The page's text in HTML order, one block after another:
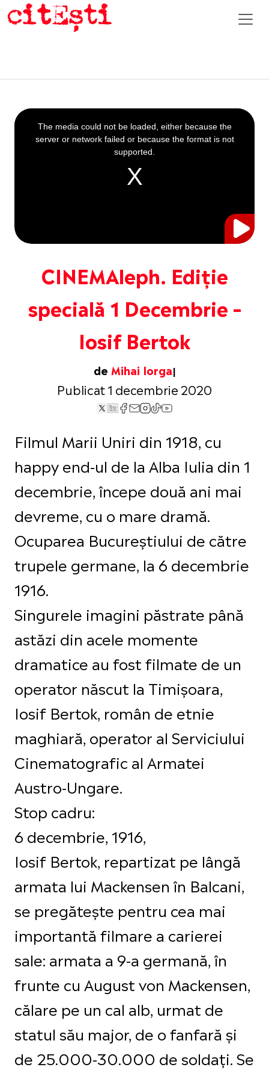
CINEMAleph. Ediție
specială 1 Decembrie –
Iosif Bertok
de Mihai Iorga
Publicat 1 decembrie 2020
This
is
a
The media could not be loaded, either because the
server or network failed or because the format is not
supported.
Filmul Marii Uniri din 1918, cu
happy end-ul de la Alba Iulia din 1
decembrie, începe două ani mai
devreme, cu o mare dramă.
Ocuparea Bucureștiului de către
trupele germane, la 6 decembrie
1916.
Singurele imagini păstrate până
astăzi din acele momente
dramatice au fost filmate de un
operator născut la Timișoara,
Iosif Bertok, român de etnie
maghiară, operator al Serviciului
Cinematografic al Armatei
Austro-Ungare.
Stop cadru:
6 decembrie, 1916,
Iosif Bertok, repartizat pe lângă
armata lui Mackensen în Balcani,
se pregătește pentru cea mai
importantă filmare a carierei
sale: armata a 9-a germană, în
frunte cu August von Mackensen,
călare pe un cal alb, urmat de
statul său major, de o fanfară și
de 25.000-30.000 de soldați. Se